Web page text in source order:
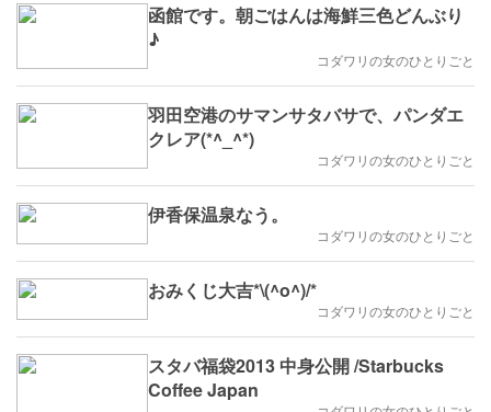
函館です。朝ごはんは海鮮三色どんぶり
♪
コダワリの女のひとりごと
羽田空港のサマンサタバサで、パンダエ
クレア(*^_^*)
コダワリの女のひとりごと
伊香保温泉なう。
コダワリの女のひとりごと
おみくじ大吉*\(^o^)/*
コダワリの女のひとりごと
スタバ福袋2013 中身公開 /Starbucks
Coffee Japan